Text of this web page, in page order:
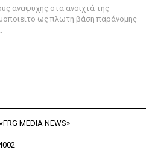
αναψυχής στα ανοιχτά της
ως πλωτή βάση παράνομης
MEDIA NEWS»